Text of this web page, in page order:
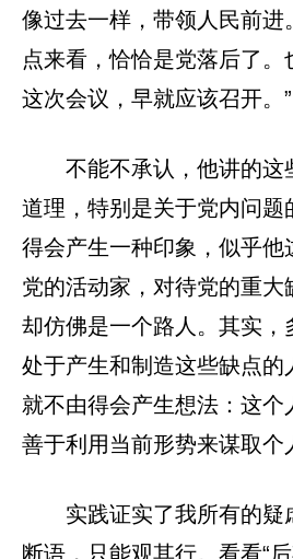
像过去一样，带领人民前进
点来看，恰恰是党落后了。
这次会议，早就应该召开。”
不能不承认，他讲的这
道理，特别是关于党内问题
得会产生一种印象，似乎他
党的活动家，对待党的重大
却仿佛是一个路人。其实，
处于产生和制造这些缺点的
就不由得会产生想法：这个
善于利用当前形势来谋取个
实践证实了我所有的疑
断语，只能观其行。看看“